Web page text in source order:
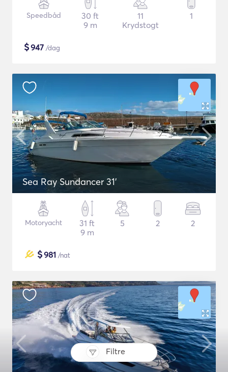
Filtre
Speedbåd
30 ft
9 m
11
Krydstogt
1
$947 /dag
Sea Ray Sundancer 31'
Motoryacht
31 ft
9 m
5 2 2
$981 /nat